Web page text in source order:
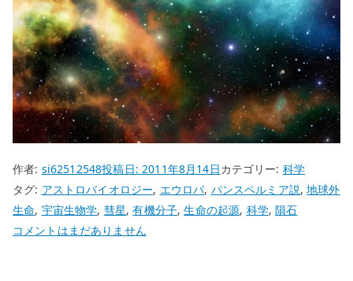
作者: si62512548投稿日:2011年8月14日カテゴリー: 科学
タグ: アストロバイオロジー, エウロパ, パンスペルミア説,地球外
生命, 宇宙生物学, 彗星,有機分子,生命の起源, 科学,隕石
パ
コメントはまだありません